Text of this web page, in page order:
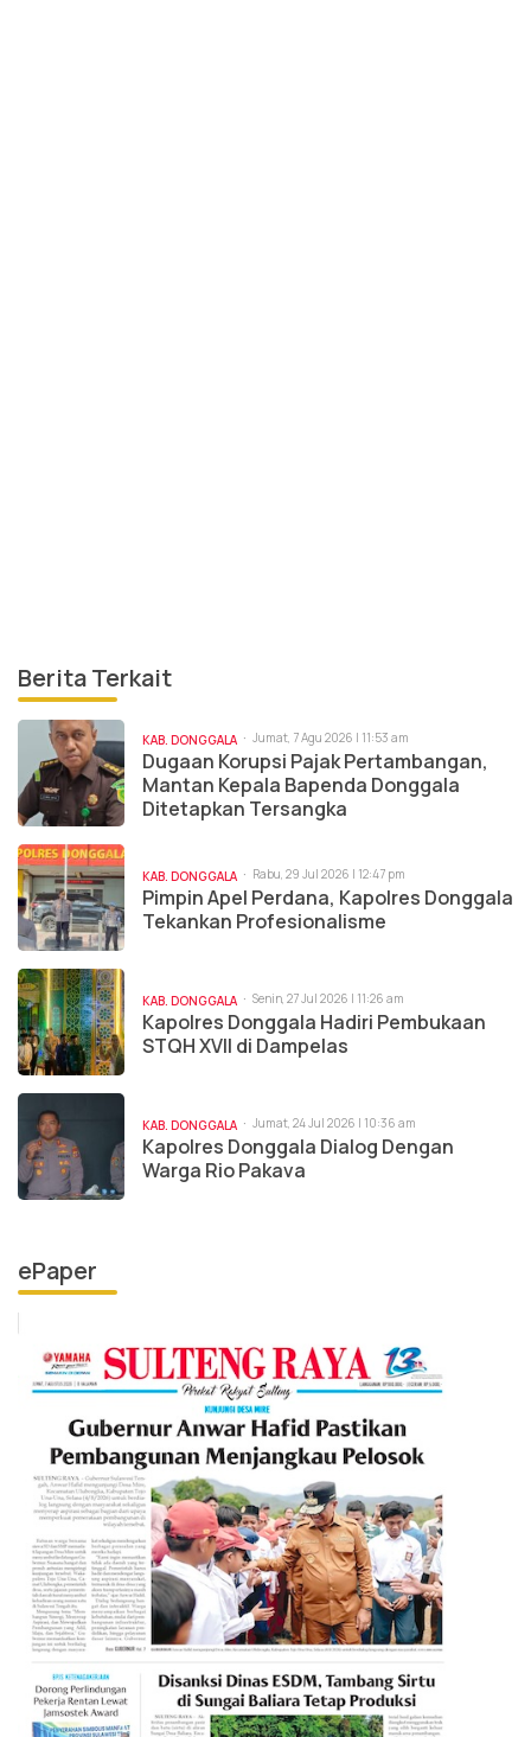
Berita Terkait
KAB. DONGGALA Jumat, 7 Agu 2026 | 11:53 am
Dugaan Korupsi Pajak Pertambangan,
Mantan Kepala Bapenda Donggala
Ditetapkan Tersangka
KAB. DONGGALA Rabu, 29 Jul 2026 | 12:47 pm
Pimpin Apel Perdana, Kapolres Donggala
Tekankan Profesionalisme
KAB. DONGGALA Senin, 27 Jul 2026 | 11:26 am
Kapolres Donggala Hadiri Pembukaan
STQH XVII di Dampelas
KAB. DONGGALA Jumat, 24 Jul 2026 | 10:36 am
Kapolres Donggala Dialog Dengan
Warga Rio Pakava
ePaper